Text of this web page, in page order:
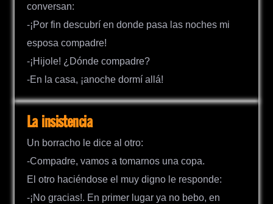
conversan:
-¡Por fin descubrí en donde pasa las noches mi
esposa compadre!
-¡Hijole! ¿Dónde compadre?
-En la casa, ¡anoche dormí allá!
La insistencia
Un borracho le dice al otro:
-Compadre, vamos a tomarnos una copa.
El otro haciéndose el muy digno le responde:
-¡No gracias!. En primer lugar ya no bebo, en